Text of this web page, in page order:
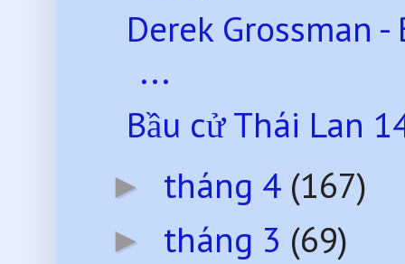
Derek Grossman
...
Bầu cử Thái Lan
► tháng 4 (167)
► tháng 3 (69)